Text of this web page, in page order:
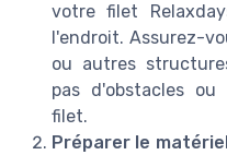
votre filet
l'endroit. Assurez-
ou autres
pas d'obstacles ou
filet.
Préparer le